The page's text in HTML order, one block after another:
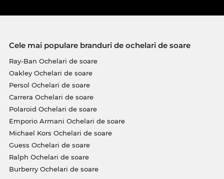
Cele mai populare branduri de ochelari de soare
Ray-Ban Ochelari de soare
Oakley Ochelari de soare
Persol Ochelari de soare
Carrera Ochelari de soare
Polaroid Ochelari de soare
Emporio Armani Ochelari de soare
Michael Kors Ochelari de soare
Guess Ochelari de soare
Ralph Ochelari de soare
Burberry Ochelari de soare